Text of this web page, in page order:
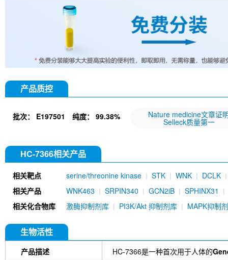
产品质控
批次： E197501 纯度： 99.38% Nature medicine文章证
Selleck质量第一
HC-7366相关产品
相关靶点 serine/threonine kinase STK WNK
DCLK
相关产品
WNK463 SRPIN340 GCN2iB
SPHINX31
相关化合物库
激酶抑制剂库 PI3K/Akt 抑制剂库 MAPK抑制
生物活性
产品描述 HC-7366是一种首次用于人体的